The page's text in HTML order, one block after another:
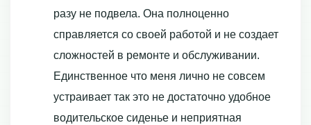
разу не подвела. Она полноценно
справляется со своей работой и не создает
сложностей в ремонте и обслуживании.
Единственное что меня лично не совсем
устраивает так это не достаточно удобное
водительское сиденье и неприятная